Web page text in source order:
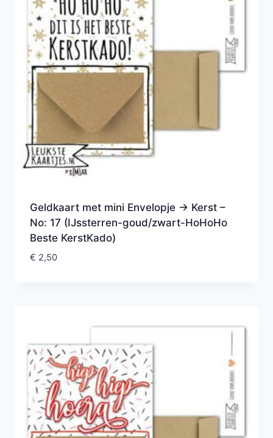
Geldkaart met mini Envelopje -> Kerst –
No: 17 (IJssterren-goud/zwart-HoHoHo
Beste KerstKado)
€ 2,50